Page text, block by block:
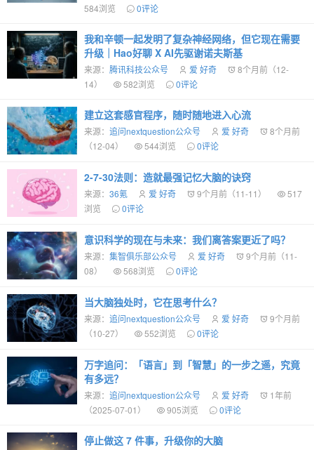
584浏览
0评论
我和辛顿一起发明了复杂神经网络，但它现在需要
升级｜Hao好聊 X AI先驱谢诺夫斯基
来源： 腾讯科技公众号 爱 好奇
8个月前（12-
14）
582浏览 0评论
建立这套感官程序，随时随地进入心流
来源： 追问nextquestion公众号 爱 好奇
8个月前
（12-04）
544浏览 0评论
2-7-30法则：造就最强记忆大脑的诀窍
来源： 36氪 爱 好奇 9个月前（11-11）
517
浏览
0评论
意识科学的现在与未来：我们离答案更近了吗？
来源： 集智俱乐部公众号 爱 好奇
9个月前（11-
08）
568浏览 0评论
当大脑独处时，它在思考什么？
来源： 追问nextquestion公众号 爱 好奇
9个月前
（10-27）
552浏览 0评论
万字追问：「语言」到「智慧」的一步之遥，究竟
有多远？
来源： 追问nextquestion公众号 爱 好奇
1年前
（2025-07-01）
905浏览 0评论
停止做这 7 件事，升级你的大脑